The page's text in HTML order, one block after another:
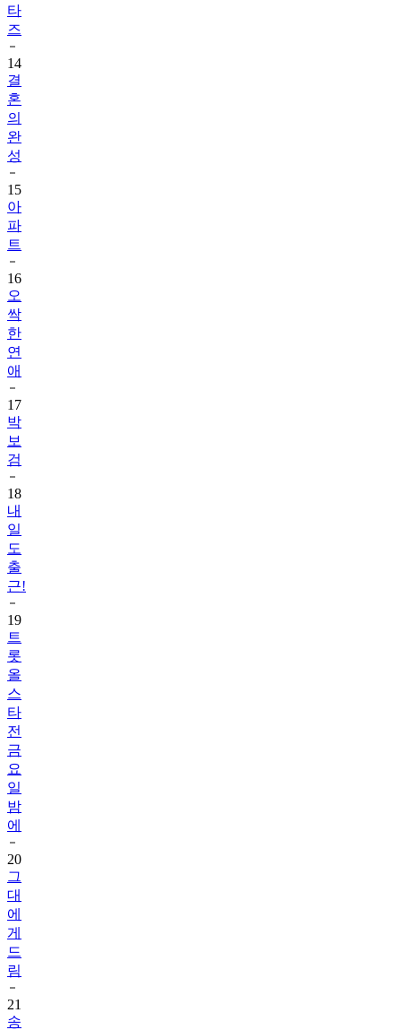
타
즈
14
결
혼
의
완
성
15
아
파
트
16
오
싹
한
연
애
17
박
보
검
18
내
일
도
출
근!
19
트
롯
올
스
타
전
금
요
일
밤
에
20
그
대
에
게
드
림
21
송